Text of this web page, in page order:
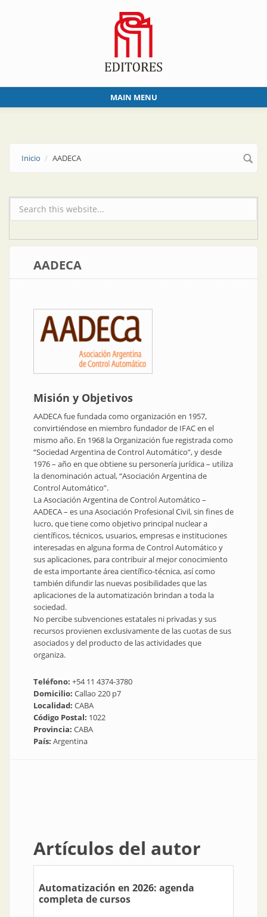
MAIN MENU
Inicio AADECA
Formulario de búsqueda
AADECA
Misión y Objetivos
AADECA fue fundada como organización en 1957,
convirtiéndose en miembro fundador de IFAC en el
mismo año. En 1968 la Organización fue registrada como
“Sociedad Argentina de Control Automático”, y desde
1976 – año en que obtiene su personería jurídica – utiliza
la denominación actual, “Asociación Argentina de
Control Automático”.
La Asociación Argentina de Control Automático –
AADECA – es una Asociación Profesional Civil, sin fines de
lucro, que tiene como objetivo principal nuclear a
científicos, técnicos, usuarios, empresas e instituciones
interesadas en alguna forma de Control Automático y
sus aplicaciones, para contribuir al mejor conocimiento
de esta importante área científico-técnica, así como
también difundir las nuevas posibilidades que las
aplicaciones de la automatización brindan a toda la
sociedad.
No percibe subvenciones estatales ni privadas y sus
recursos provienen exclusivamente de las cuotas de sus
asociados y del producto de las actividades que
organiza.
Teléfono: +54 11 4374-3780
Domicilio: Callao 220 p7
Localidad: CABA
Código Postal: 1022
Provincia: CABA
País: Argentina
Artículos del autor
Automatización en 2026: agenda
completa de cursos